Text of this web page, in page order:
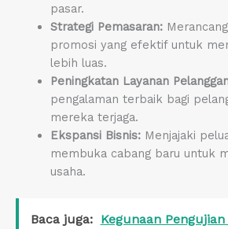
pasar.
Strategi Pemasaran:
promosi yang efektif untuk
lebih luas.
Peningkatan Layanan
pengalaman terbaik bagi
mereka terjaga.
Ekspansi Bisnis:Menjajaki
membuka cabang baru untuk
usaha.
Baca juga:
Kegunaan